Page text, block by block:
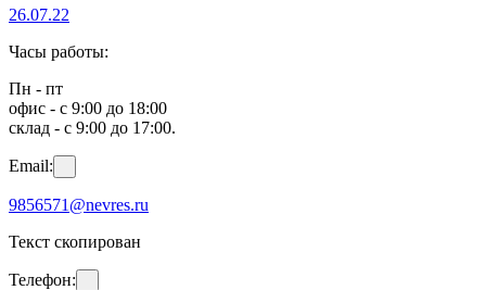
26.07.22
Часы работы:
Пн - пт
офис - с 9:00 до 18:00
склад - с 9:00 до 17:00.
Email:
9856571@nevres.ru
Текст скопирован
Телефон: